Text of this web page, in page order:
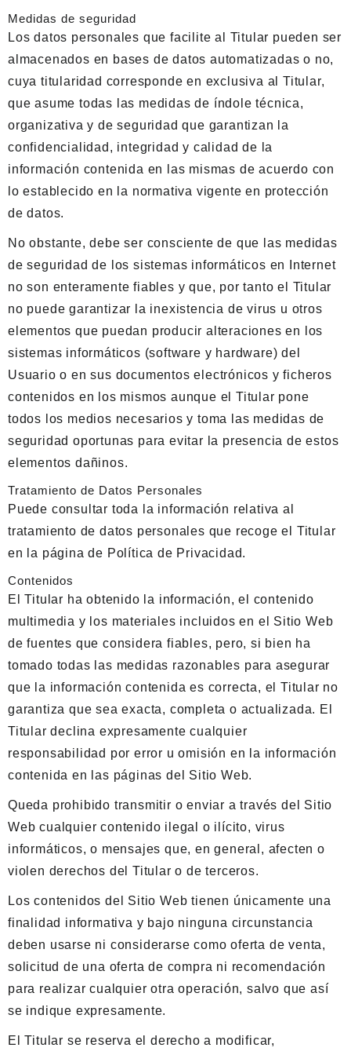
Medidas de seguridad
Los datos personales que facilite al Titular pueden ser
almacenados en bases de datos automatizadas o no,
cuya titularidad corresponde en exclusiva al Titular,
que asume todas las medidas de índole técnica,
organizativa y de seguridad que garantizan la
confidencialidad, integridad y calidad de la
información contenida en las mismas de acuerdo con
lo establecido en la normativa vigente en protección
de datos.
No obstante, debe ser consciente de que las medidas
de seguridad de los sistemas informáticos en Internet
no son enteramente fiables y que, por tanto el Titular
no puede garantizar la inexistencia de virus u otros
elementos que puedan producir alteraciones en los
sistemas informáticos (software y hardware) del
Usuario o en sus documentos electrónicos y ficheros
contenidos en los mismos aunque el Titular pone
todos los medios necesarios y toma las medidas de
seguridad oportunas para evitar la presencia de estos
elementos dañinos.
Tratamiento de Datos Personales
Puede consultar toda la información relativa al
tratamiento de datos personales que recoge el Titular
en la página de Política de Privacidad.
Contenidos
El Titular ha obtenido la información, el contenido
multimedia y los materiales incluidos en el Sitio Web
de fuentes que considera fiables, pero, si bien ha
tomado todas las medidas razonables para asegurar
que la información contenida es correcta, el Titular no
garantiza que sea exacta, completa o actualizada. El
Titular declina expresamente cualquier
responsabilidad por error u omisión en la información
contenida en las páginas del Sitio Web.
Queda prohibido transmitir o enviar a través del Sitio
Web cualquier contenido ilegal o ilícito, virus
informáticos, o mensajes que, en general, afecten o
violen derechos del Titular o de terceros.
Los contenidos del Sitio Web tienen únicamente una
finalidad informativa y bajo ninguna circunstancia
deben usarse ni considerarse como oferta de venta,
solicitud de una oferta de compra ni recomendación
para realizar cualquier otra operación, salvo que así
se indique expresamente.
El Titular se reserva el derecho a modificar,